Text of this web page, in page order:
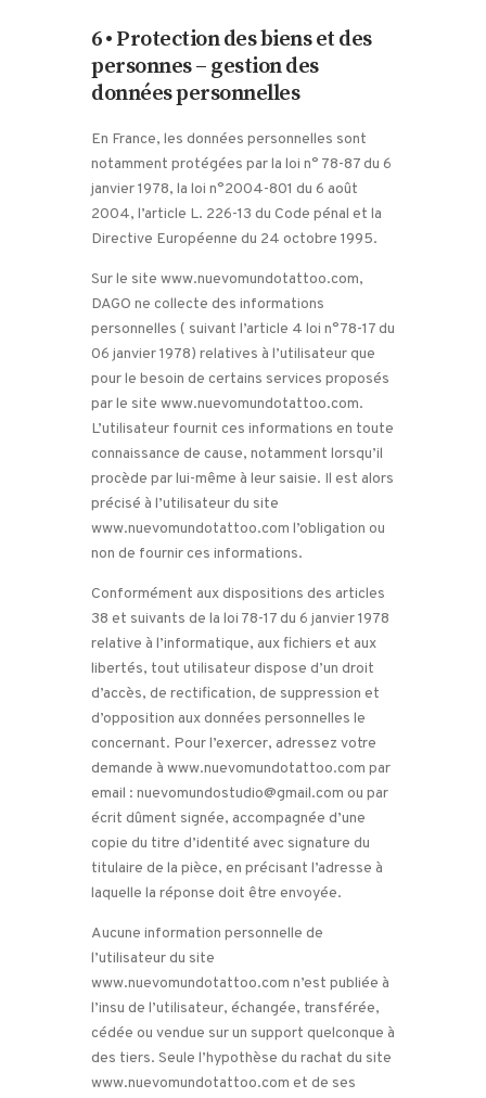
6 • Protection des biens et des
personnes – gestion des
données personnelles
En France, les données personnelles sont
notamment protégées par la loi n° 78-87 du 6
janvier 1978, la loi n°2004-801 du 6 août
2004, l’article L. 226-13 du Code pénal et la
Directive Européenne du 24 octobre 1995.
Sur le site www.nuevomundotattoo.com,
DAGO ne collecte des informations
personnelles ( suivant l’article 4 loi n°78-17 du
06 janvier 1978) relatives à l’utilisateur que
pour le besoin de certains services proposés
par le site www.nuevomundotattoo.com.
L’utilisateur fournit ces informations en toute
connaissance de cause, notamment lorsqu’il
procède par lui-même à leur saisie. Il est alors
précisé à l’utilisateur du site
www.nuevomundotattoo.com l’obligation ou
non de fournir ces informations.
Conformément aux dispositions des articles
38 et suivants de la loi 78-17 du 6 janvier 1978
relative à l’informatique, aux fichiers et aux
libertés, tout utilisateur dispose d’un droit
d’accès, de rectification, de suppression et
d’opposition aux données personnelles le
concernant. Pour l’exercer, adressez votre
demande à www.nuevomundotattoo.com par
email : nuevomundostudio@gmail.com ou par
écrit dûment signée, accompagnée d’une
copie du titre d’identité avec signature du
titulaire de la pièce, en précisant l’adresse à
laquelle la réponse doit être envoyée.
Aucune information personnelle de
l’utilisateur du site
www.nuevomundotattoo.com n’est publiée à
l’insu de l’utilisateur, échangée, transférée,
cédée ou vendue sur un support quelconque à
des tiers. Seule l’hypothèse du rachat du site
www.nuevomundotattoo.com et de ses